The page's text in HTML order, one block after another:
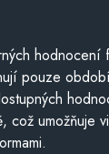
hodnocení
pouze
což umožňuje